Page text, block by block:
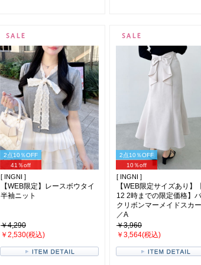
2点10％OFF
41％off
[ INGNI ]
【WEB限定】レースボウタイ
半袖ニット
￥4,290
￥2,530(税込)
2点10％OFF
10％off
[ INGNI ]
【WEB限定サイズあり】
12 2時までの限定価格】
クリボンマーメイドスカ
／A
￥3,960
￥3,564(税込)